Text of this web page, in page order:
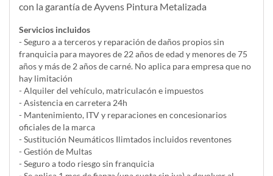
con la garantía de Ayvens Pintura Metalizada
Servicios incluidos
- Seguro a a terceros y reparación de daños propios sin
franquicia para mayores de 22 años de edad y menores de 75
años y más de 2 años de carné. No aplica para empresa que no
hay limitación
- Alquiler del vehí­culo, matriculacón e impuestos
- Asistencia en carretera 24h
- Mantenimiento, ITV y reparaciones en concesionarios
oficiales de la marca
- Sustitución Neumáticos Ilimtados incluidos reventones
- Gestión de Multas
- Seguro a todo riesgo sin franquicia